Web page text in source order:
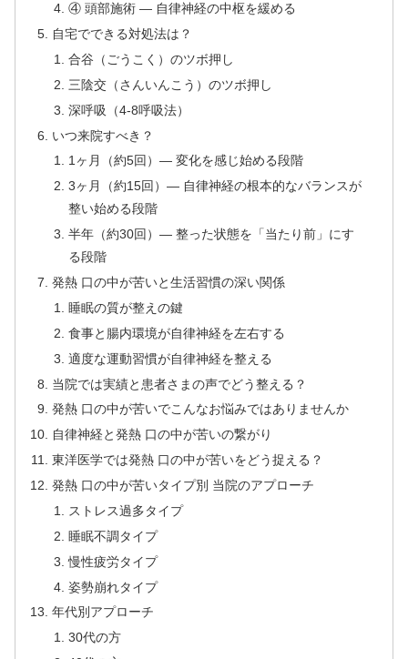
④ 頭部施術 — 自律神経の中枢を緩める
自宅でできる対処法は？
合谷（ごうこく）のツボ押し
三陰交（さんいんこう）のツボ押し
深呼吸（4-8呼吸法）
いつ来院すべき？
1ヶ月（約5回）— 変化を感じ始める段階
3ヶ月（約15回）— 自律神経の根本的なバランスが
整い始める段階
半年（約30回）— 整った状態を「当たり前」にす
る段階
発熱 口の中が苦いと生活習慣の深い関係
睡眠の質が整えの鍵
食事と腸内環境が自律神経を左右する
適度な運動習慣が自律神経を整える
当院では実績と患者さまの声でどう整える？
発熱 口の中が苦いでこんなお悩みではありませんか
自律神経と発熱 口の中が苦いの繋がり
東洋医学では発熱 口の中が苦いをどう捉える？
発熱 口の中が苦いタイプ別 当院のアプローチ
ストレス過多タイプ
睡眠不調タイプ
慢性疲労タイプ
姿勢崩れタイプ
年代別アプローチ
30代の方